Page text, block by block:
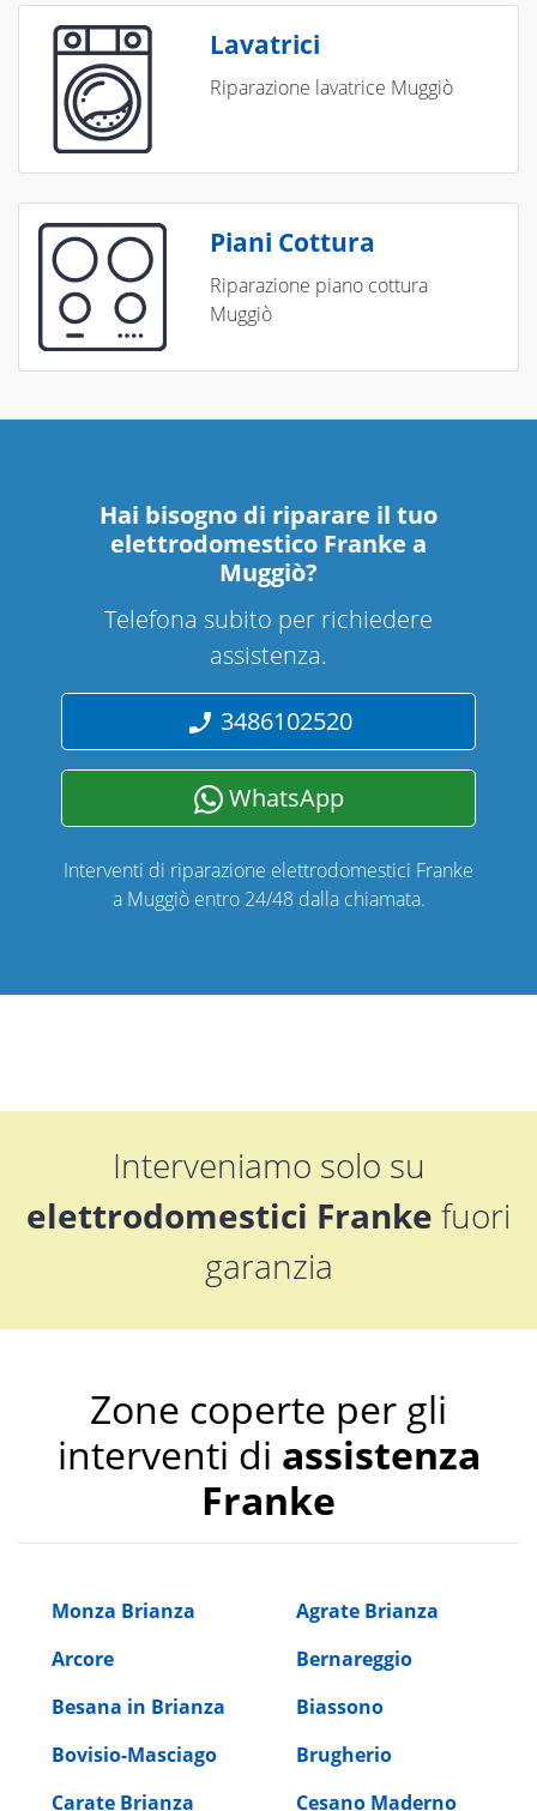
Lavatrici
Riparazione lavatrice Muggiò
Piani Cottura
Riparazione piano cottura
Muggiò
Hai bisogno di riparare il tuo
elettrodomestico Franke a
Muggiò?
Telefona subito per richiedere
assistenza.
3486102520
WhatsApp
Interventi di riparazione elettrodomestici Franke
a Muggiò entro 24/48 dalla chiamata.
Interveniamo solo su
elettrodomestici Franke fuori
garanzia
Zone coperte per gli
interventi di assistenza
Franke
Monza Brianza
Agrate Brianza
Arcore
Bernareggio
Besana in Brianza
Biassono
Bovisio-Masciago
Brugherio
Carate Brianza
Cesano Maderno